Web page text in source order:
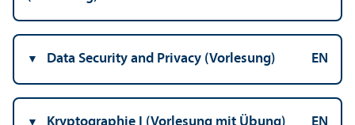
Data Security and Privacy (Vorlesung) EN